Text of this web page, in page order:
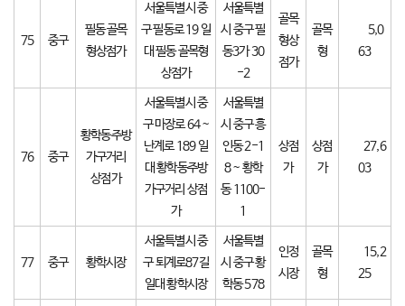
75 중구
필동 골목
형상점가
서울특별시 중
구 필동로 19 일
대 필동 골목형
상점가
서울특별
시 중구 필
동3가 30
-2
골목
형상
점가
골목
형
5,0
63
76 중구
황학동주방
가구거리
상점가
서울특별시 중
구 마장로 64 ~
난계로 189 일
대 황학동주방
가구거리 상점
가
서울특별
시 중구 흥
인동 2-1
8 ~ 황학
동 1100-
1
상점
가
상점
가
27,6
03
77 중구 황학시장
서울특별시 중
구 퇴계로87길
일대 황학시장
서울특별
시 중구 황
학동 578
인정
시장
골목
형
15,2
25